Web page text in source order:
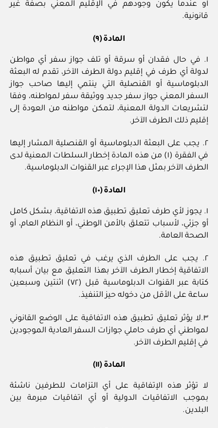
أو عندما يكون وجودهم في الإقليم المعني بصفة غير
قانونية.
المادة (٩)
١. في حال فقدان أو سرقة أو تلف جواز سفر أي مواطن
لدولة أي طرف في إقليم دولة الطرف الآخر، تقدم له البعثة
الدبلوماسية أو القنصلية التي ينتمي إليها صاحب جواز
السفر المعني جواز سفر جديد ووثيقة سفر لمواطنه، وفقا
لتشريعات الدولة المعنية، لتمكن مواطنه من العودة إلى
إقليم ذلك الطرف الآخر.
٢. يجب على البعثة الدبلوماسية أو القنصلية المشار إليها
في الفقرة (١) من هذه المادة إخطار السلطات المعنية لدى
الطرف الآخر بمثل هذا الإجراء عبر القنوات الدبلوماسية.
المادة (١٠)
١. يجوز لأي طرف تعليق تطبيق هذه الاتفاقية، بشكل كامل
أو جزئي، لأسباب تتعلق بالأمن الوطني، أو النظام العام، أو
الصحة العامة.
٢. يجب على الطرف الذي يرغب في تعليق تطبيق هذه
الاتفاقية إخطار الطرف الآخر بهذا التعليق مع بيان أسبابه
كتابة عبر القنوات الدبلوماسية قبل (٧٢) اثنتين وسبعين
ساعة على الأقل من دخوله حيز التنفيذ.
٣.لا يؤثر تعليق تطبيق هذه الاتفاقية على الوضع القانوني
لمواطني أي طرف حاملي جوازات السفر العادية الموجودين
في إقليم الطرف الآخر.
المادة (١١)
لا تؤثر هذه الإتفاقية على أي التزامات للطرفين ناشئة
بموجب الاتفاقيات الدولية أو أي اتفاقيات مبرمة بين
البلدين.